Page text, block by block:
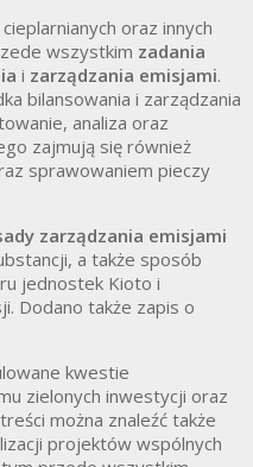
oraz innych
wszystkim zadania
i zarządzania emisjami.
bilansowania i zarządzania
analiza oraz
zajmują się również
sprawowaniem pieczy
zarządzania emisjami
a także sposób
jednostek Kioto i
Dodano także zapis o
kwestie
zielonych inwestycji oraz
można znaleźć także
projektów wspólnych